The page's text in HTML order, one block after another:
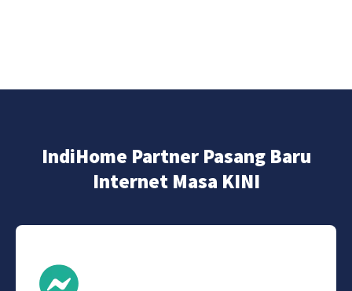
IndiHome Partner Pasang Baru
Internet Masa KINI